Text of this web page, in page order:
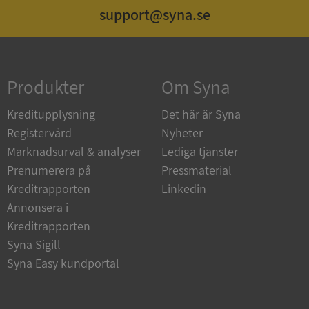
support@syna.se
Produkter
Kreditupplysning
Registervård
Marknadsurval & analyser
Prenumerera på
Kreditrapporten
Annonsera i
Kreditrapporten
Syna Sigill
Syna Easy kundportal
Om Syna
Det här är Syna
Nyheter
Lediga tjänster
Pressmaterial
Linkedin
Strikt nödvändiga kakor tillåter
kärnwebbplatsfunktioner som användarinloggning
och kontohantering. Webbplatsen kan inte
användas ordentligt utan strikt nödvändiga cookies.
Namn
Leverantör
Domän
Microsoft
Corporation